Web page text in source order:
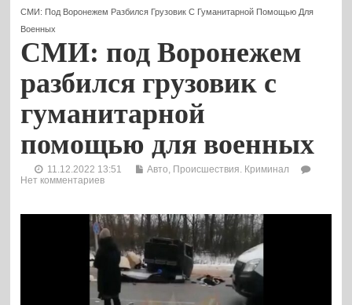
СМИ: Под Воронежем Разбился Грузовик С Гуманитарной Помощью Для
Военных
СМИ: под Воронежем
разбился грузовик с
гуманитарной
помощью для военных
11.12.2022 13:51 Авто Происшествия. Криминал
Нет комментариев